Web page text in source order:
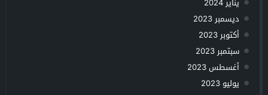
ديسمبر 2023
أكتوبر 2023
سبتمبر 2023
أغسطس 2023
يوليو 2023